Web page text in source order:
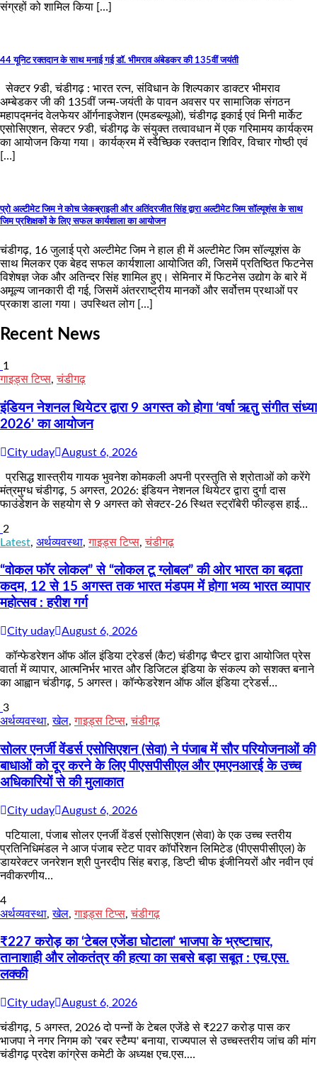
संग्रहों को शामिल किया […]
44 यूनिट रक्तदान के साथ मनाई गई डॉ. भीमराव अंबेडकर की 135वीं जयंती
सेक्टर 9डी, चंडीगढ़ : भारत रत्न, संविधान के शिल्पकार डाक्टर भीमराव
अम्बेडकर जी की 135वीं जन्म-जयंती के पावन अवसर पर सामाजिक संगठन
महापद्मनंद वेलफेयर ऑर्गनाइजेशन (एमडब्ल्यूओ), चंडीगढ़ इकाई एवं मिनी मार्केट
एसोसिएशन, सेक्टर 9डी, चंडीगढ़ के संयुक्त तत्वावधान में एक गरिमामय कार्यक्रम
का आयोजन किया गया। कार्यक्रम में स्वैच्छिक रक्तदान शिविर, विचार गोष्ठी एवं
[…]
प्रो अल्टीमेट जिम ने कोच जेकब्राइली और अतिंदरजीत सिंह द्वारा अल्टीमेट जिम सॉल्यूशंस के साथ
जिम प्रशिक्षकों के लिए सफल कार्यशाला का आयोजन
चंडीगढ़, 16 जुलाई प्रो अल्टीमेट जिम ने हाल ही में अल्टीमेट जिम सॉल्यूशंस के
साथ मिलकर एक बेहद सफल कार्यशाला आयोजित की, जिसमें प्रतिष्ठित फिटनेस
विशेषज्ञ जेक और अतिन्दर सिंह शामिल हुए। सेमिनार में फिटनेस उद्योग के बारे में
अमूल्य जानकारी दी गई, जिसमें अंतरराष्ट्रीय मानकों और सर्वोत्तम प्रथाओं पर
प्रकाश डाला गया। उपस्थित लोग […]
Recent News
1
गाइड्स टिप्स,चंडीगढ़
इंडियन नेशनल थियेटर द्वारा 9 अगस्त को होगा ‘वर्षा ऋतु संगीत संध्या
2026’ का आयोजन
City uday August 6, 2026
प्रसिद्ध शास्त्रीय गायक भुवनेश कोमकली अपनी प्रस्तुति से श्रोताओं को करेंगे
मंत्रमुग्ध चंडीगढ़, 5 अगस्त, 2026: इंडियन नेशनल थियेटर द्वारा दुर्गा दास
फाउंडेशन के सहयोग से 9 अगस्त को सेक्टर-26 स्थित स्ट्रॉबेरी फील्ड्स हाई…
2
Latest, अर्थव्यवस्था,गाइड्स टिप्स,चंडीगढ़
“वोकल फॉर लोकल” से “लोकल टू ग्लोबल” की ओर भारत का बढ़ता
कदम, 12 से 15 अगस्त तक भारत मंडपम में होगा भव्य भारत व्यापार
महोत्सव : हरीश गर्ग
City uday August 6, 2026
कॉन्फेडरेशन ऑफ ऑल इंडिया ट्रेडर्स (कैट) चंडीगढ़ चैप्टर द्वारा आयोजित प्रेस
वार्ता में व्यापार, आत्मनिर्भर भारत और डिजिटल इंडिया के संकल्प को सशक्त बनाने
का आह्वान चंडीगढ़, 5 अगस्त। कॉन्फेडरेशन ऑफ ऑल इंडिया ट्रेडर्स…
3
अर्थव्यवस्था,खेल,गाइड्स टिप्स,चंडीगढ़
सोलर एनर्जी वेंडर्स एसोसिएशन (सेवा) ने पंजाब में सौर परियोजनाओं की
बाधाओं को दूर करने के लिए पीएसपीसीएल और एमएनआरई के उच्च
अधिकारियों से की मुलाकात
City uday August 6, 2026
पटियाला, पंजाब सोलर एनर्जी वेंडर्स एसोसिएशन (सेवा) के एक उच्च स्तरीय
प्रतिनिधिमंडल ने आज पंजाब स्टेट पावर कॉर्पोरेशन लिमिटेड (पीएसपीसीएल) के
डायरेक्टर जनरेशन श्री पुनरदीप सिंह बराड़, डिप्टी चीफ इंजीनियरों और नवीन एवं
नवीकरणीय…
4
अर्थव्यवस्था,खेल,गाइड्स टिप्स,चंडीगढ़
₹227 करोड़ का ‘टेबल एजेंडा घोटाला’ भाजपा के भ्रष्टाचार,
तानाशाही और लोकतंत्र की हत्या का सबसे बड़ा सबूत : एच.एस.
लक्की
City uday August 6, 2026
चंडीगढ़, 5 अगस्त, 2026 दो पन्नों के टेबल एजेंडे से ₹227 करोड़ पास कर
भाजपा ने नगर निगम को 'रबर स्टैम्प' बनाया, राज्यपाल से उच्चस्तरीय जांच की मांग
चंडीगढ़ प्रदेश कांग्रेस कमेटी के अध्यक्ष एच.एस.…